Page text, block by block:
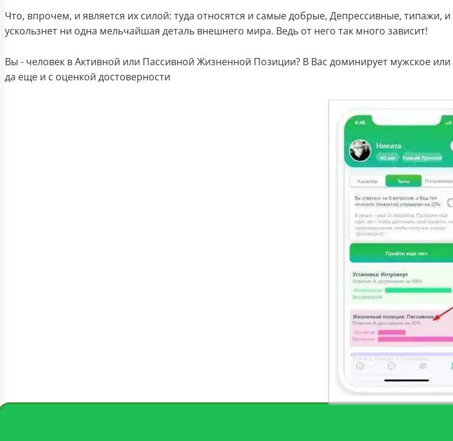
Что, впрочем, и является их силой: туда относятся и самые добрые, Депрессивные,
ускользнет ни одна мельчайшая деталь внешнего мира. Ведь от него так много зависит!
Вы - человек в Активной или Пассивной Жизненной Позиции? В Вас доминирует мужское
да еще и с оценкой достоверности